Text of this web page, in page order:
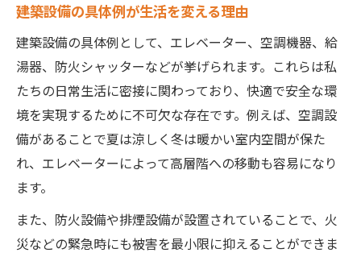
建築設備の具体例が生活を変える理由
建築設備の具体例として、エレベーター、空調機器、給
湯器、防火シャッターなどが挙げられます。これらは私
たちの日常生活に密接に関わっており、快適で安全な環
境を実現するために不可欠な存在です。例えば、空調設
備があることで夏は涼しく冬は暖かい室内空間が保た
れ、エレベーターによって高層階への移動も容易になり
ます。
また、防火設備や排煙設備が設置されていることで、火
災などの緊急時にも被害を最小限に抑えることができま